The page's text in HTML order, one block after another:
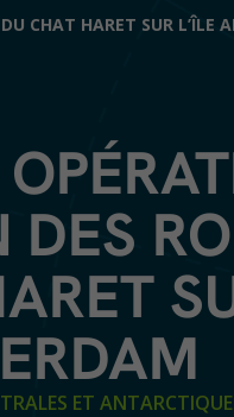
CHAT HARET SUR L’ÎLE
DES
ET